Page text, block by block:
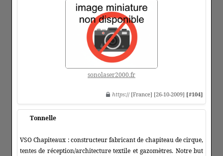
sonolaser2000.fr
https:// [France] [26-10-2009] [#104]
Tonnelle
VSO Chapiteaux : constructeur fabricant de chapiteau de cirque,
tentes de réception/architecture textile et gazomètres. Notre but